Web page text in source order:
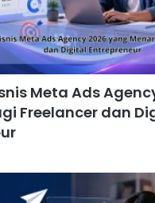
Meta Ads
Freelancer dan